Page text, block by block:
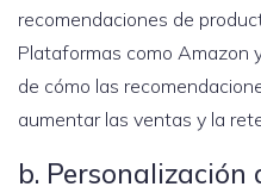
recomendaciones de
Plataformas como Amazon
de cómo las
aumentar las ventas y la
b. Personalización